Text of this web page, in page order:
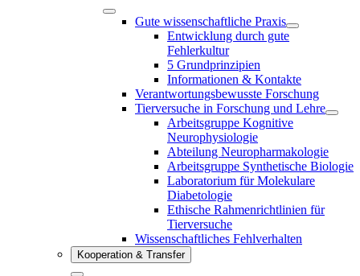
Gute wissenschaftliche Praxis
Entwicklung durch gute
Fehlerkultur
5 Grundprinzipien
Informationen & Kontakte
Verantwortungsbewusste Forschung
Tierversuche in Forschung und Lehre
Arbeitsgruppe Kognitive
Neurophysiologie
Abteilung Neuropharmakologie
Arbeitsgruppe Synthetische Biologie
Laboratorium für Molekulare
Diabetologie
Ethische Rahmenrichtlinien für
Tierversuche
Wissenschaftliches Fehlverhalten
Kooperation & Transfer